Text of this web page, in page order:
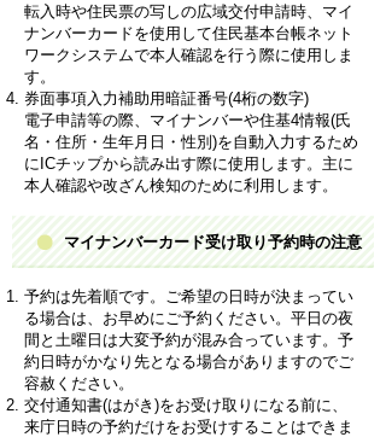
転入時や住民票の写しの広域交付申請時、マイ
ナンバーカードを使用して住民基本台帳ネット
ワークシステムで本人確認を行う際に使用しま
す。
券面事項入力補助用暗証番号(4桁の数字)
電子申請等の際、マイナンバーや住基4情報(氏
名・住所・生年月日・性別)を自動入力するため
にICチップから読み出す際に使用します。主に
本人確認や改ざん検知のために利用します。
マイナンバーカード受け取り予約時の注意
予約は先着順です。ご希望の日時が決まってい
る場合は、お早めにご予約ください。平日の夜
間と土曜日は大変予約が混み合っています。予
約日時がかなり先となる場合がありますのでご
容赦ください。
交付通知書(はがき)をお受け取りになる前に、
来庁日時の予約だけをお受けすることはできま